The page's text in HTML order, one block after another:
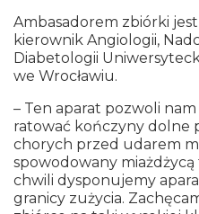
Ambasadorem zbiórki
kierownik Angiologii,
Diabetologii
we Wrocławiu.
– Ten aparat pozwoli
ratować kończyny dolne
chorych przed udarem
spowodowany
chwili dysponujemy
granicy zużycia.